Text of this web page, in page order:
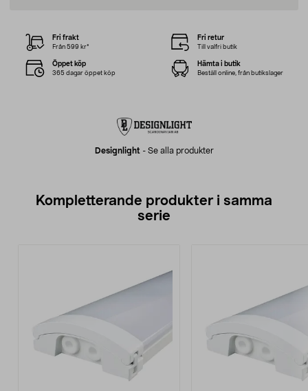
Designlight - Se alla produkter
Fri frakt
Från 599 kr*
Fri retur
Till valfri butik
Öppet köp
365 dagar öppet köp
Hämta i butik
Beställ online, från butikslager
Kompletterande produkter i samma
serie